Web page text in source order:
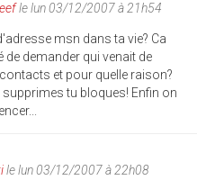
le lun 03/12/2007 à 21h54
msn dans ta vie? Ca
de demander qui venait de
et pour quelle raison?
supprimes tu bloques! Enfin on
le lun 03/12/2007 à 22h08